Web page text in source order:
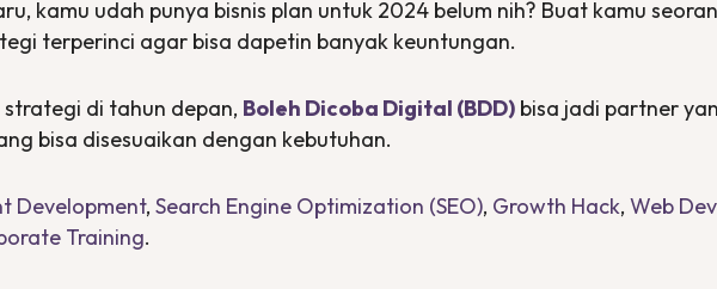
kamu udah punya bisnis plan untuk 2024 belum nih? Buat kamu
terperinci agar bisa dapetin banyak keuntungan.
di tahun depan, Boleh Dicoba Digital (BDD) bisa jadi partner
bisa disesuaikan dengan kebutuhan.
Development, Search Engine Optimization (SEO), Growth Hack, Web
Training.